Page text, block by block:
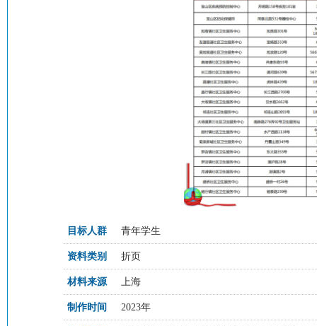
目标人群 青年学生
资料类别 折页
材料来源 上海
制作时间 2023年